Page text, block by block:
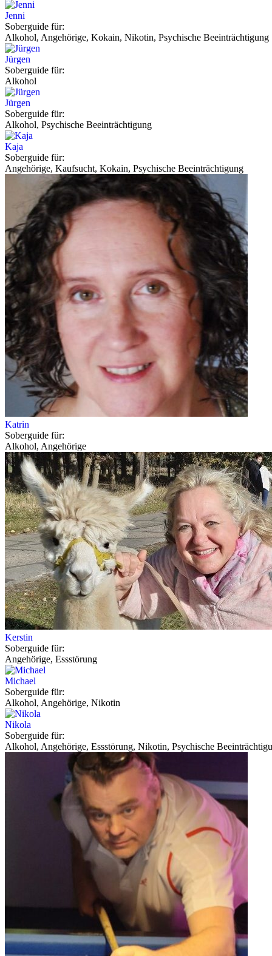
Jenni
Soberguide für:
Alkohol, Angehörige, Kokain, Nikotin, Psychische Beeinträchtigung
Jürgen
Soberguide für:
Alkohol
Jürgen
Soberguide für:
Alkohol, Psychische Beeinträchtigung
Kaja
Soberguide für:
Angehörige, Kaufsucht, Kokain, Psychische Beeinträchtigung
Katrin
Soberguide für:
Alkohol, Angehörige
Kerstin
Soberguide für:
Angehörige, Essstörung
Michael
Soberguide für:
Alkohol, Angehörige, Nikotin
Nikola
Soberguide für:
Alkohol, Angehörige, Essstörung, Nikotin, Psychische